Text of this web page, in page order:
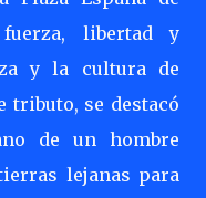
libertad y
y la cultura de
tributo, se destacó
de un hombre
lejanas para